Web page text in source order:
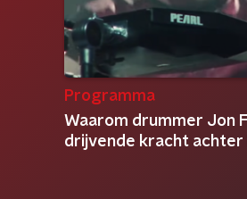
Programma
Waarom drummer Jon
drijvende kracht achter